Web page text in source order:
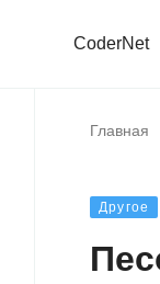
CoderNet
Главная
Другое